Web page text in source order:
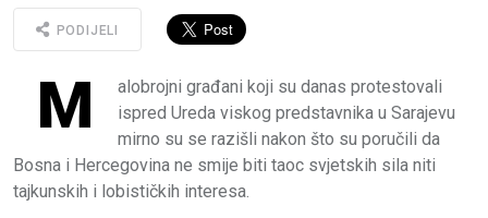
PODIJELI
M
alobrojni građani koji su danas protestovali
ispred Ureda viskog predstavnika u Sarajevu
mirno su se razišli nakon što su poručili da
Bosna i Hercegovina ne smije biti taoc svjetskih sila niti
tajkunskih i lobističkih interesa.